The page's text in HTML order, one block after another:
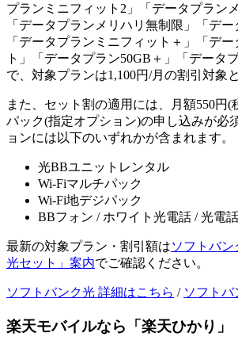
プランミニフィット2」「データプラン
「データプランメリハリ無制限」「デー
「データプランミニフィット＋」「デ
ト」「データプラン50GB＋」「データ
で、対象プランは1,100円/月の割引対象
また、セット割の適用には、月額550円(
パック(指定オプション)の申し込みが必
ョンには以下のいずれかが含まれます。
光BBユニットレンタル
Wi-Fiマルチパック
Wi-Fi地デジパック
BBフォン / ホワイト光電話 / 光電
最新の対象プラン・割引額はソフトバン
光セット」案内でご確認ください。
ソフトバンク光 詳細はこちら / ソフトバ
楽天モバイルなら「楽天ひかり」